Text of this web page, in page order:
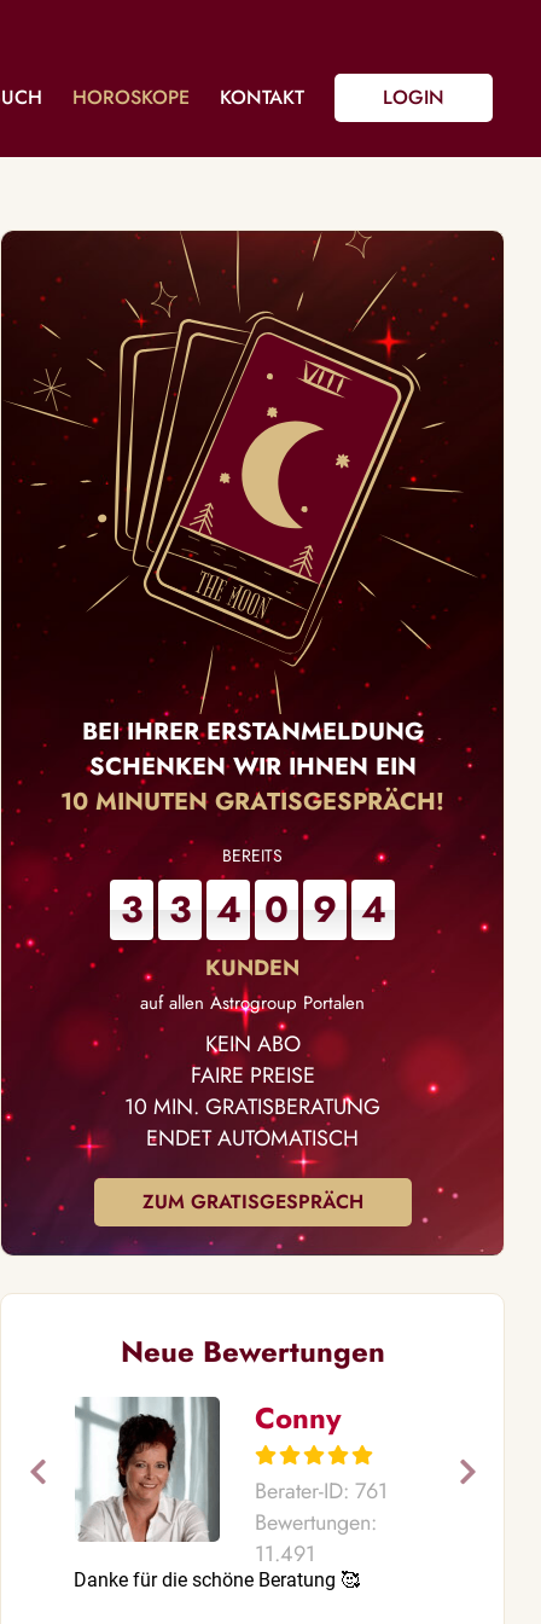
HOROSKOPE KONTAKT LOGIN
BEI IHRER ERSTANMELDUNG
SCHENKEN WIR IHNEN EIN
10 MINUTEN GRATISGESPRÄCH!
3 3 4 0 9 4
auf allen Astrogroup Portalen
KEIN ABO
FAIRE PREISE
10 MIN. GRATISBERATUNG
ENDET AUTOMATISCH
ZUM GRATISGESPRÄCH
Neue Bewertungen
Conny
Berater-ID: 761
Bewertungen:
11.491
Danke für die schöne Beratung 🥰